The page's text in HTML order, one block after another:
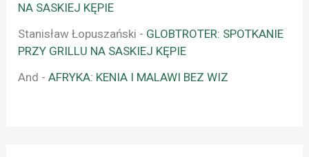
NA SASKIEJ KĘPIE
Stanisław Łopuszański - GLOBTROTER: SPOTKANIE
PRZY GRILLU NA SASKIEJ KĘPIE
And -AFRYKA: KENIA I MALAWI BEZ WIZ